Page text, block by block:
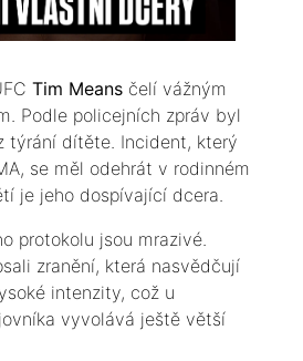
Tim Means čelí vážným
Podle policejních zpráv byl
týrání dítěte. Incident, který
se měl odehrát v rodinném
je jeho dospívající dcera.
protokolu jsou mrazivé.
zranění, která nasvědčují
intenzity, což u
vyvolává ještě větší